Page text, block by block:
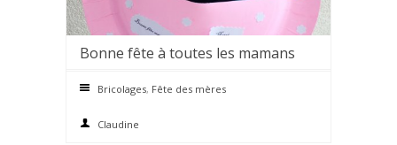
0 comments
Bonne fête à toutes les mamans
Bricolages, Fête des mères
Claudine